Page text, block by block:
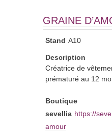
GRAINE
Stand A10
Description
Créatrice de
prématuré au 12
Boutique
sevellia https://
amour